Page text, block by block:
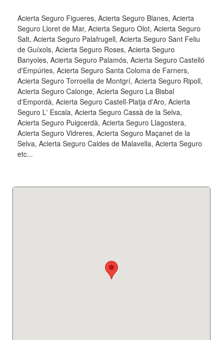
Acierta Seguro Figueres, Acierta Seguro Blanes, Acierta
Seguro Lloret de Mar, Acierta Seguro Olot, Acierta Seguro
Salt, Acierta Seguro Palafrugell, Acierta Seguro Sant Feliu
de Guíxols, Acierta Seguro Roses, Acierta Seguro
Banyoles, Acierta Seguro Palamós, Acierta Seguro Castelló
d'Empúries, Acierta Seguro Santa Coloma de Farners,
Acierta Seguro Torroella de Montgrí, Acierta Seguro Ripoll,
Acierta Seguro Calonge, Acierta Seguro La Bisbal
d'Empordà, Acierta Seguro Castell-Platja d'Aro, Acierta
Seguro L' Escala, Acierta Seguro Cassà de la Selva,
Acierta Seguro Puigcerdà, Acierta Seguro Llagostera,
Acierta Seguro Vidreres, Acierta Seguro Maçanet de la
Selva, Acierta Seguro Caldes de Malavella, Acierta Seguro
etc...